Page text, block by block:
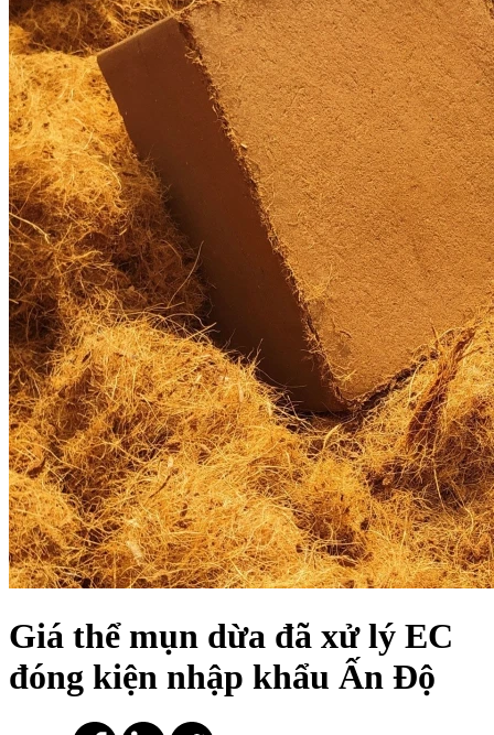
Giá thể mụn dừa đã xử lý EC
đóng kiện nhập khẩu Ấn Độ